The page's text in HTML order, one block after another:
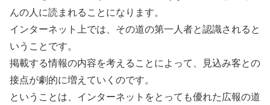
んの人に読まれることになります。
インターネット上では、その道の第一人者と認識されると
いうことです。
掲載する情報の内容を考えることによって、見込み客との
接点が劇的に増えていくのです。
ということは、インターネットをとっても優れた広報の道